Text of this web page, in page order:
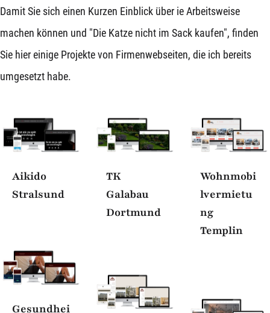
Damit Sie sich einen Kurzen Einblick über ie Arbeitsweise
machen können und "Die Katze nicht im Sack kaufen", finden
Sie hier einige Projekte von Firmenwebseiten, die ich bereits
umgesetzt habe.
Aikido
Stralsund
TK
Galabau
Dortmund
Wohnmobi
lvermietu
ng
Templin
Gesundhei